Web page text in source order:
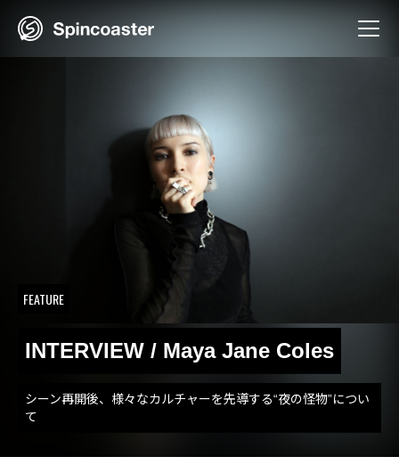
FEATURE
INTERVIEW / Maya Jane Coles
シーン再開後、様々なカルチャーを先導する“夜の怪物”につい
て